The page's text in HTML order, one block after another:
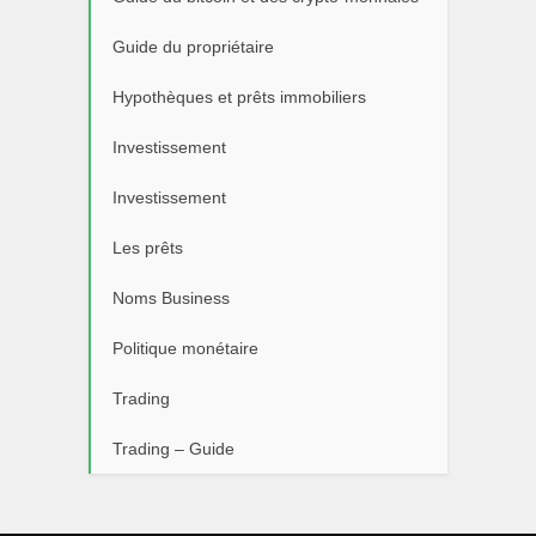
Guide du propriétaire
Hypothèques et prêts immobiliers
Investissement
Investissement
Les prêts
Noms Business
Politique monétaire
Trading
Trading – Guide